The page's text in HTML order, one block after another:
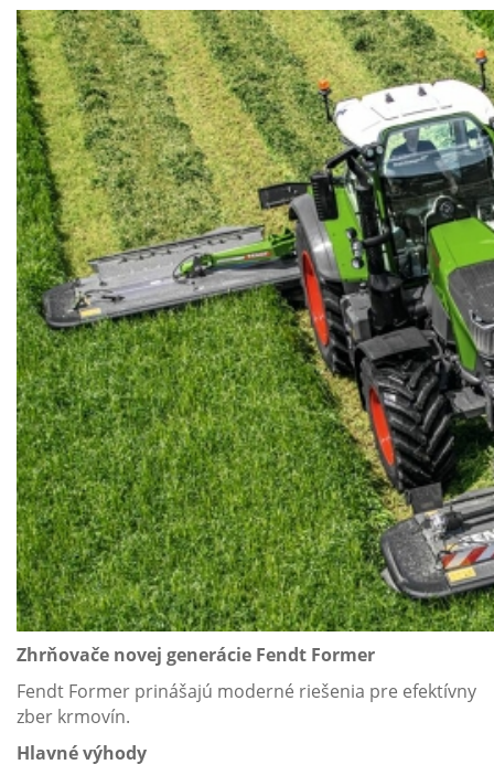
Zhrňovače novej generácie Fendt Former
Fendt Former prinášajú moderné riešenia pre efektívny
zber krmovín.
Hlavné výhody